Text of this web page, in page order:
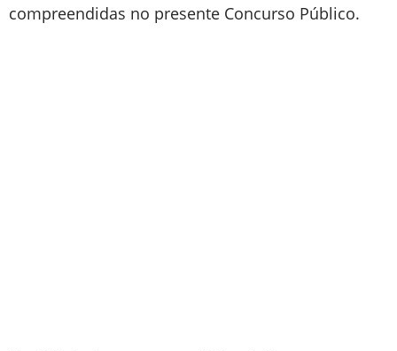
compreendidas no presente Concurso Público.